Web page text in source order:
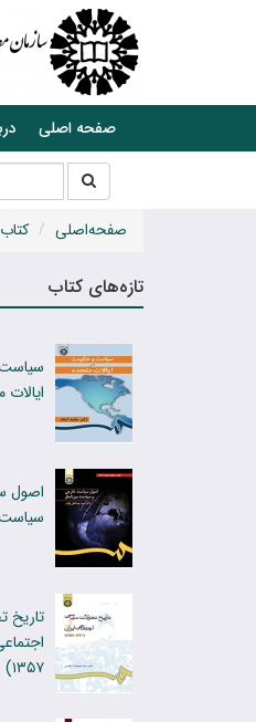
صفحه اصلی
جستجو
در
سایتصفحه‌اصلی
تازه‌های کتاب
اصول
سیاست
تاریخ
۱۳۵۷)